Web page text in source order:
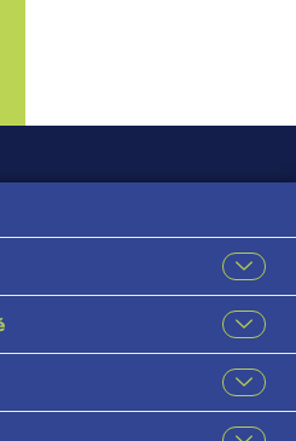
révision
(PLU)